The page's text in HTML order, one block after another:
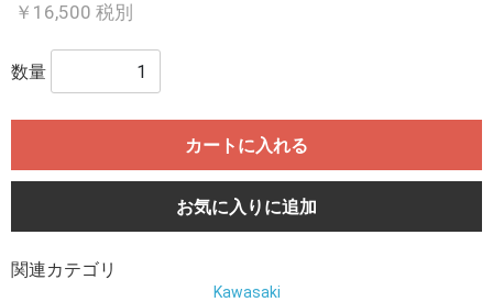
￥16,500 税別
数量
カートに入れる
お気に入りに追加
関連カテゴリ
Kawasaki